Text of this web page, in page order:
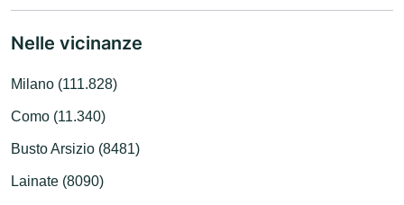
Nelle vicinanze
Milano (111.828)
Como (11.340)
Busto Arsizio (8481)
Lainate (8090)